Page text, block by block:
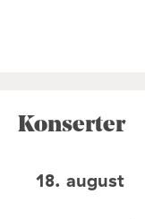
Konserter
18. august